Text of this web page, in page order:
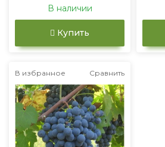
В наличии
Купить
В избранное Сравнить